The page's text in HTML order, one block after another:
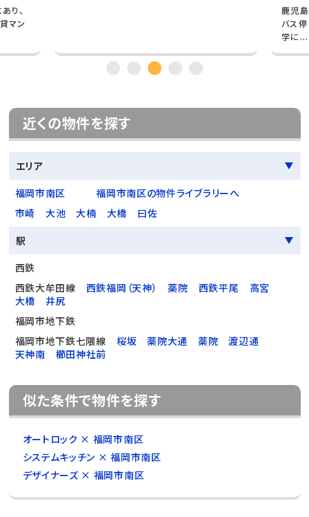
り、
マン
鹿児
バス
学に...
近くの物件を探す
エリア
福岡市南区
福岡市南区の物件ライブラリーへ
市崎
大池 大楠 大橋
曰佐
駅
西鉄
西鉄大牟田線
西鉄福岡（天神） 薬院 西鉄平尾
高宮
大橋
井尻
福岡市地下鉄
福岡市地下鉄七隈線
桜坂 薬院大通 薬院
渡辺通
天神南
櫛田神社前
似た条件で物件を探す
オートロック × 福岡市南区
システムキッチン × 福岡市南区
デザイナーズ × 福岡市南区